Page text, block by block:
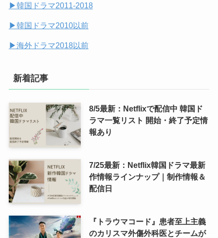
(7)
▶︎韓国ドラマ2011-2018
▶︎韓国ドラマ2010以前
▶︎海外ドラマ2018以前
新着記事
8/5最新：Netflixで配信中 韓国ド
ラマ一覧リスト 開始・終了予定情
報あり
7/25最新：Netflix韓国ドラマ最新
作情報ラインナップ｜制作情報＆
配信日
『トラウマコード』患者至上主義
のカリスマ外傷外科医とチームが